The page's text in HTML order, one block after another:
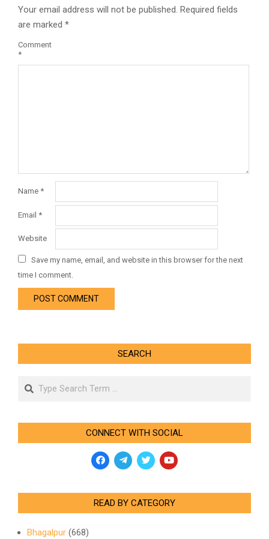
Your email address will not be published. Required fields
are marked *
Comment
*
Name *
Email *
Website
Save my name, email, and website in this browser for the next
time I comment.
SEARCH
Search
CONNECT WITH SOCIAL
READ BY CATEGORY
Bhagalpur (668)